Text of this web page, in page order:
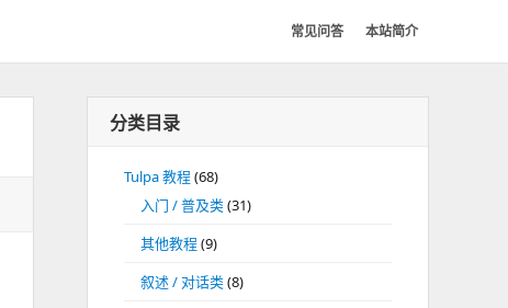
常见问答 本站简介
分类目录
Tulpa 教程(68)
入门 / 普及类(31)
其他教程(9)
叙述 / 对话类(8)